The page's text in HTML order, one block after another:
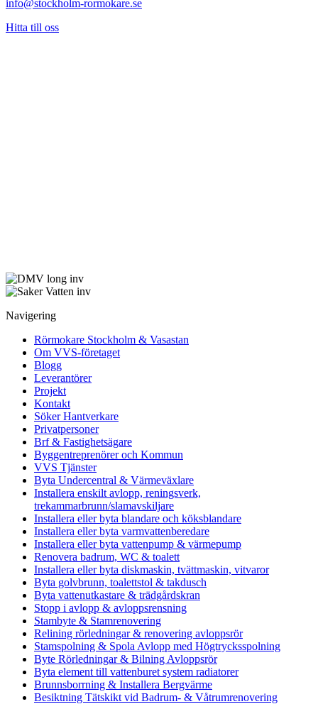
info@stockholm-rormokare.se
Hitta till oss
Navigering
Rörmokare Stockholm & Vasastan
Om VVS-företaget
Blogg
Leverantörer
Projekt
Kontakt
Söker Hantverkare
Privatpersoner
Brf & Fastighetsägare
Byggentreprenörer och Kommun
VVS Tjänster
Byta Undercentral & Värmeväxlare
Installera enskilt avlopp, reningsverk,
trekammarbrunn/slamavskiljare
Installera eller byta blandare och köksblandare
Installera eller byta varmvattenberedare
Installera eller byta vattenpump & värmepump
Renovera badrum, WC & toalett
Installera eller byta diskmaskin, tvättmaskin, vitvaror
Byta golvbrunn, toalettstol & takdusch
Byta vattenutkastare & trädgårdskran
Stopp i avlopp & avloppsrensning
Stambyte & Stamrenovering
Relining rörledningar & renovering avloppsrör
Stamspolning & Spola Avlopp med Högtrycksspolning
Byte Rörledningar & Bilning Avloppsrör
Byta element till vattenburet system radiatorer
Brunnsborrning & Installera Bergvärme
Besiktning Tätskikt vid Badrum- & Våtrumrenovering